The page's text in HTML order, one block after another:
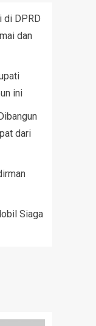
di DPRD
dan
ini
dari
Siaga